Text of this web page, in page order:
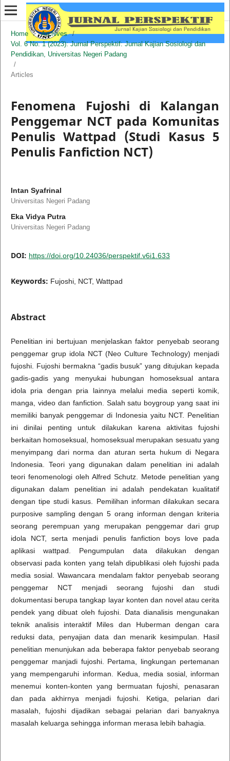
Home / Archives
/
Vol. 6 No. 1 (2023): Jurnal Perspektif: Jurnal Kajian Sosiologi dan
Pendidikan, Universitas Negeri Padang
/
Articles
Fenomena Fujoshi di Kalangan
Penggemar NCT pada Komunitas
Penulis Wattpad (Studi Kasus 5
Penulis Fanfiction NCT)
Intan Syafrinal
Universitas Negeri Padang
Eka Vidya Putra
Universitas Negeri Padang
DOI: https://doi.org/10.24036/perspektif.v6i1.633
Keywords: Fujoshi, NCT, Wattpad
Abstract
Penelitian ini bertujuan menjelaskan faktor penyebab seorang
penggemar grup idola NCT (Neo Culture Technology) menjadi
fujoshi. Fujoshi bermakna “gadis busuk” yang ditujukan kepada
gadis-gadis yang menyukai hubungan homoseksual antara
idola pria dengan pria lainnya melalui media seperti komik,
manga, video dan fanfiction. Salah satu boygroup yang saat ini
memiliki banyak penggemar di Indonesia yaitu NCT. Penelitian
ini dinilai penting untuk dilakukan karena aktivitas fujoshi
berkaitan homoseksual, homoseksual merupakan sesuatu yang
menyimpang dari norma dan aturan serta hukum di Negara
Indonesia. Teori yang digunakan dalam penelitian ini adalah
teori fenomenologi oleh Alfred Schutz. Metode penelitian yang
digunakan dalam penelitian ini adalah pendekatan kualitatif
dengan tipe studi kasus. Pemilihan informan dilakukan secara
purposive sampling dengan 5 orang informan dengan kriteria
seorang perempuan yang merupakan penggemar dari grup
idola NCT, serta menjadi penulis fanfiction boys love pada
aplikasi wattpad. Pengumpulan data dilakukan dengan
observasi pada konten yang telah dipublikasi oleh fujoshi pada
media sosial. Wawancara mendalam faktor penyebab seorang
penggemar NCT menjadi seorang fujoshi dan studi
dokumentasi berupa tangkap layar konten dan novel atau cerita
pendek yang dibuat oleh fujoshi. Data dianalisis mengunakan
teknik analisis interaktif Miles dan Huberman dengan cara
reduksi data, penyajian data dan menarik kesimpulan. Hasil
penelitian menunjukan ada beberapa faktor penyebab seorang
penggemar manjadi fujoshi. Pertama, lingkungan pertemanan
yang mempengaruhi informan. Kedua, media sosial, informan
menemui konten-konten yang bermuatan fujoshi, penasaran
dan pada akhirnya menjadi fujoshi. Ketiga, pelarian dari
masalah, fujoshi dijadikan sebagai pelarian dari banyaknya
masalah keluarga sehingga informan merasa lebih bahagia.